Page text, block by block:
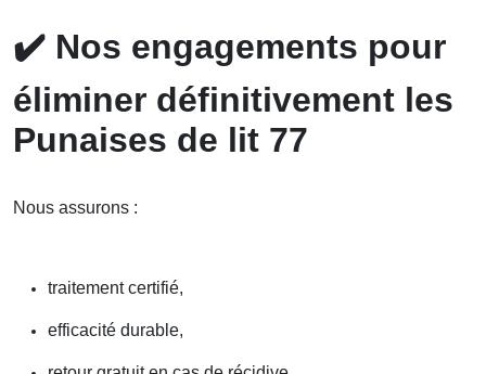
✔️ Nos engagements pour
éliminer définitivement les
Punaises de lit 77
Nous assurons :
traitement certifié,
efficacité durable,